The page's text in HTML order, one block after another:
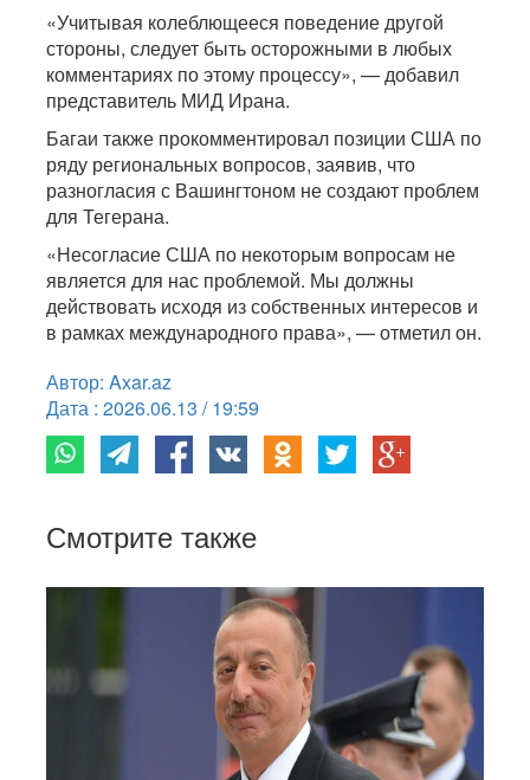
«Учитывая колеблющееся поведение другой
стороны, следует быть осторожными в любых
комментариях по этому процессу», — добавил
представитель МИД Ирана.
Багаи также прокомментировал позиции США по
ряду региональных вопросов, заявив, что
разногласия с Вашингтоном не создают проблем
для Тегерана.
«Несогласие США по некоторым вопросам не
является для нас проблемой. Мы должны
действовать исходя из собственных интересов и
в рамках международного права», — отметил он.
Автор: Axar.az
Дата : 2026.06.13 / 19:59
Смотрите также